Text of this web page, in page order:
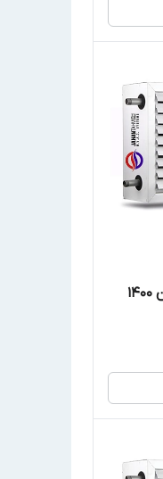
یونیت هیتر آب گرم 120w با فن 1400